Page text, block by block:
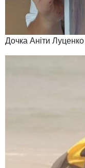
Дочка Аніти